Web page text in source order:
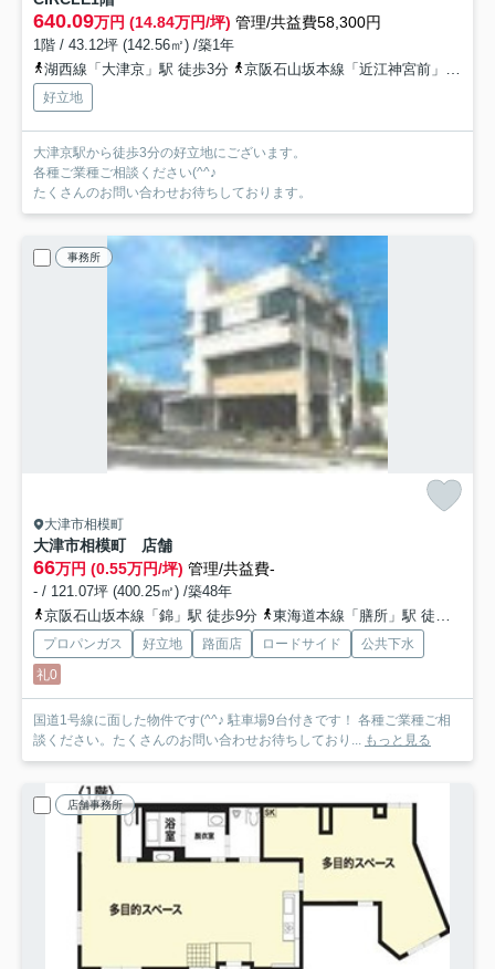
640.09万円 (14.84万円/坪) 管理/共益費58,300円
1階 / 43.12坪 (142.56㎡) /築1年
湖西線「大津京」駅 徒歩3分
京阪石山坂本線「近江神宮前」駅 徒歩9分
好立地
大津京駅から徒歩3分の好立地にございます。
各種ご業種ご相談ください(^^♪
たくさんのお問い合わせお待ちしております。
事務所
大津市相模町
大津市相模町 店舗
66万円 (0.55万円/坪) 管理/共益費-
- / 121.07坪 (400.25㎡) /築48年
京阪石山坂本線「錦」駅 徒歩9分
東海道本線「膳所」駅 徒歩10分
プロパンガス 好立地 路面店 ロードサイド
公共下水
礼0
国道1号線に面した物件です(^^♪ 駐車場9台付きです！ 各種ご業種ご相
談ください。たくさんのお問い合わせお待ちしており... もっと見る
店舗事務所